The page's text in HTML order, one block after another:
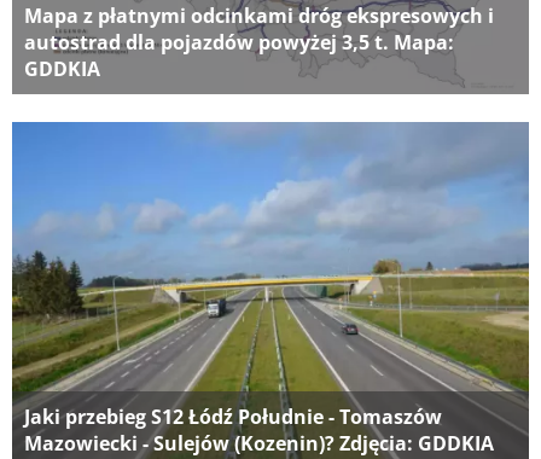
Mapa z płatnymi odcinkami dróg ekspresowych i
autostrad dla pojazdów powyżej 3,5 t. Mapa:
GDDKIA
Jaki przebieg S12 Łódź Południe - Tomaszów
Mazowiecki - Sulejów (Kozenin)? Zdjęcia: GDDKIA